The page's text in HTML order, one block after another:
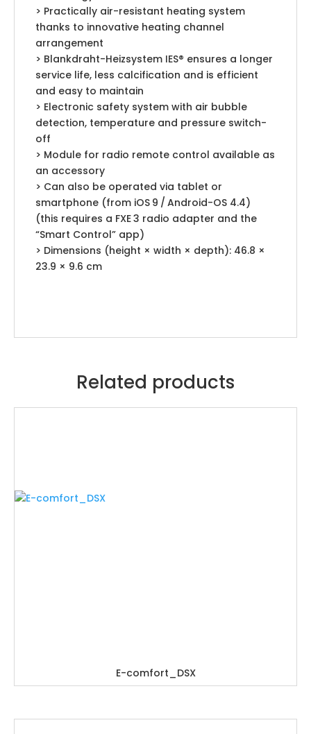
> Practically air-resistant heating system
thanks to innovative heating channel
arrangement
> Blankdraht-Heizsystem IES® ensures a longer
service life, less calcification and is efficient
and easy to maintain
> Electronic safety system with air bubble
detection, temperature and pressure switch-
off
> Module for radio remote control available as
an accessory
> Can also be operated via tablet or
smartphone (from iOS 9 / Android-OS 4.4)
(this requires a FXE 3 radio adapter and the
“Smart Control” app)
> Dimensions (height × width × depth): 46.8 ×
23.9 × 9.6 cm
Related products
E-comfort_DSX